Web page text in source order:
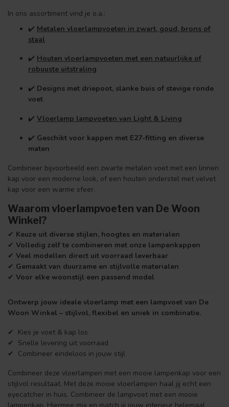
In ons assortiment vind je o.a.:
✔️ Metalen vloerlampvoeten in zwart, goud, brons of
staal
✔️ Houten vloerlampvoeten met een natuurlijke of
robuuste uitstraling
✔️ Designs met driepoot, slanke buis of stevige ronde
voet
✔️ Vloerlamp lampvoeten van Light & Living
✔️ Geschikt voor kappen met E27-fitting en diverse
maten
Combineer bijvoorbeeld een zwarte metalen voet met een linnen
kap voor een moderne look, of een houten onderstel met velvet
kap voor een warme sfeer.
Waarom vloerlampvoeten van De Woon
Winkel?
✔ Keuze uit diverse stijlen, hoogtes en materialen
✔ Volledig zelf te combineren met onze lampenkappen
✔ Veel modellen direct uit voorraad leverbaar
✔ Gemaakt van duurzame en stijlvolle materialen
✔ Voor elke woonstijl een passend model
Ontwerp jouw ideale vloerlamp met een lampvoet van De
Woon Winkel – stijlvol, flexibel en uniek in combinatie.
✔ Kies je voet & kap los
✔ Snelle levering uit voorraad
✔ Combineer eindeloos in jouw stijl
Combineer deze vloerlampen met een mooie lampenkap voor een
stijlvol resultaat. Met deze mooie vloerlampen haal jij echt een
eyecatcher in huis. Combineer de lampvoet met een mooie